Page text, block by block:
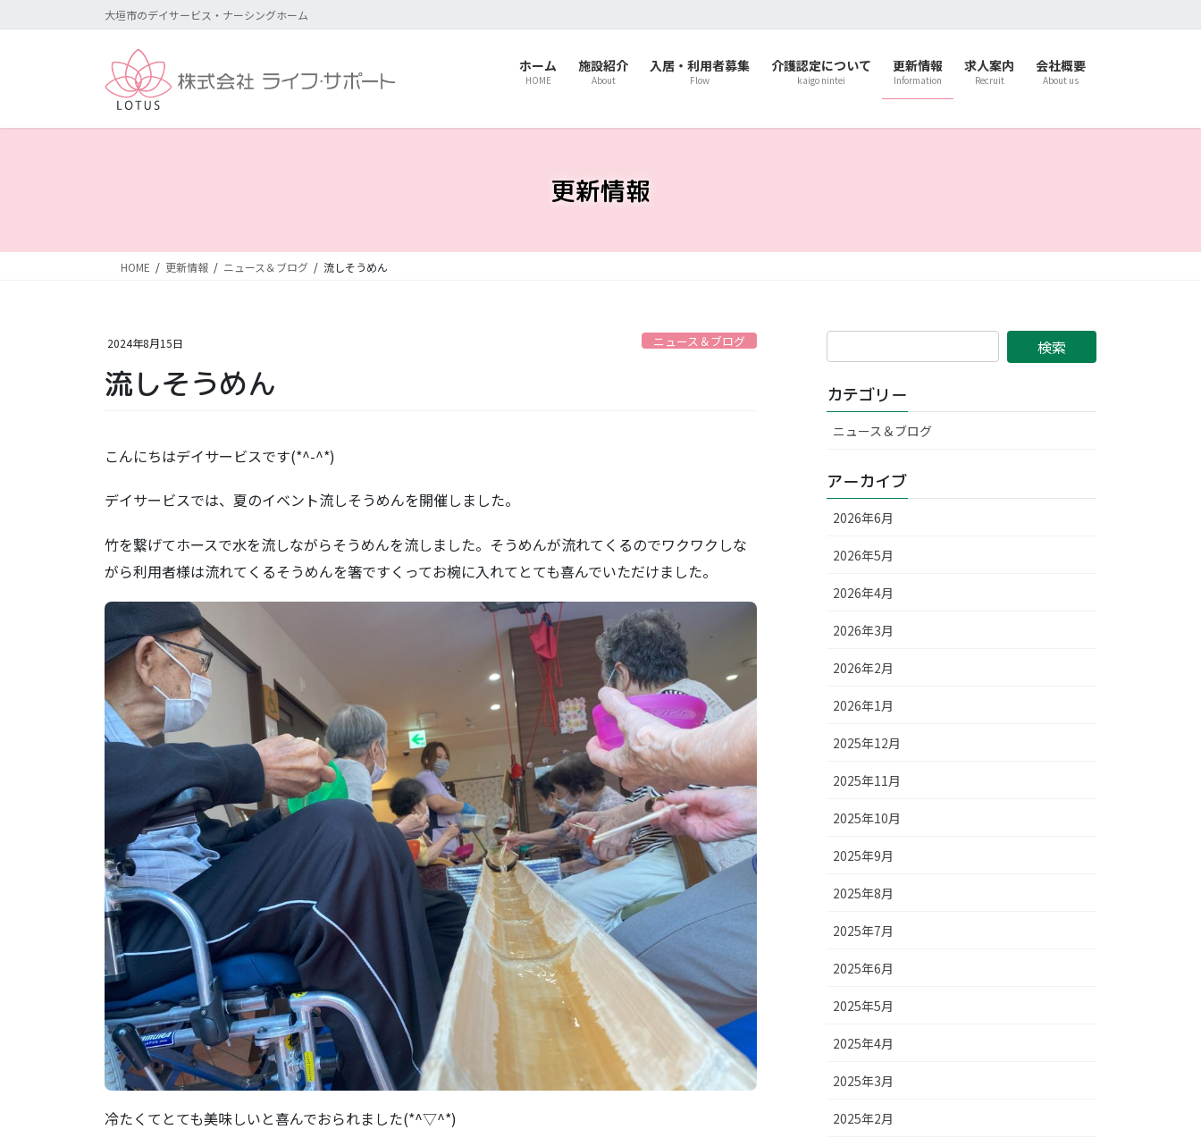
ン
ビ
大垣市のデイサービス・ナーシングホーム
ホーム
HOME
施設紹介
About
入居・利用者募集
Flow
介護認定について
kaigo nintei
更新情報
Information
求人案内
Recruit
会社概要
About us
更新情報
HOME 更新情報 ニュース＆ブログ 流しそうめん
2024年8月15日 ニュース＆ブログ
流しそうめん
こんにちはデイサービスです(*^-^*)
デイサービスでは、夏のイベント流しそうめんを開催しました。
竹を繋げてホースで水を流しながらそうめんを流しました。そうめんが流れてくるのでワクワクしな
がら利用者様は流れてくるそうめんを箸ですくってお椀に入れてとても喜んでいただけました。
冷たくてとても美味しいと喜んでおられました(*^▽^*)
カテゴリー
ニュース＆ブログ
アーカイブ
2026年6月
2026年5月
2026年4月
2026年3月
2026年2月
2026年1月
2025年12月
2025年11月
2025年10月
2025年9月
2025年8月
2025年7月
2025年6月
2025年5月
2025年4月
2025年3月
2025年2月